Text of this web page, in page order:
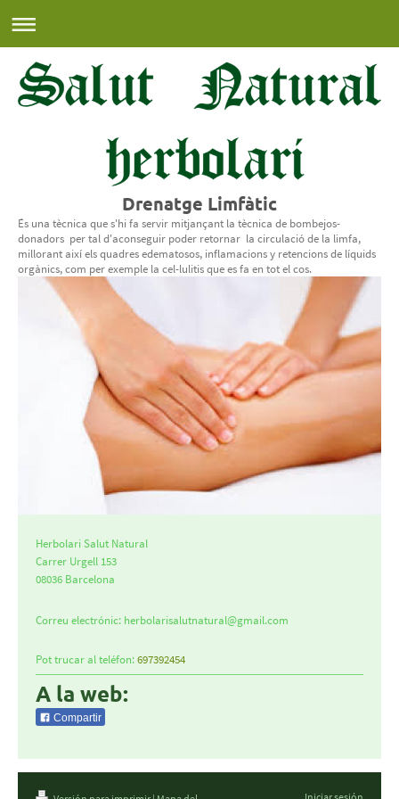
Drenatge Limfàtic
És una tècnica que s'hi fa servir mitjançant la tècnica de bombejos-
donadors per tal d'aconseguir poder retornar la circulació de la limfa,
millorant així els quadres edematosos, inflamacions y retencions de líquids
orgànics, com per exemple la cel-lulitis que es fa en tot el cos.
Herbolari Salut Natural
Carrer Urgell 153
08036 Barcelona
Correu electrónic: herbolarisalutnatural@gmail.com
Pot trucar al teléfon: 697392454
A la web:
Compartir